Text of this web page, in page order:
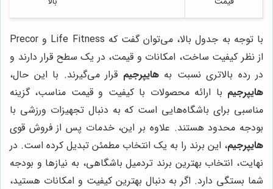
با توجه به جدول بالا، می‌توان گفت که Life Fitness و Precor
از نظر کیفیت ساخت، امکانات و قیمت، در یک سطح قرار دارند و
در رده بالاتری نسبت بههایپرجیم قرار می‌گیرند. با این حال،
هایپرجیم با ارائه محصولات با کیفیت و قیمت مناسب، گزینه
مناسبی برای باشگاه‌هایی است که به دنبال تجهیزات ورزشی با
بودجه محدود هستند. علاوه بر این، خدمات پس از فروش قوی
هایپرجیم، این برند را به یک انتخاب مطمئن تبدیل کرده است. در
نهایت، انتخاب بهترین برند تردمیل باشگاهی، به نیازها و بودجه
شما بستگی دارد. اگر به دنبال بهترین کیفیت و امکانات هستید،